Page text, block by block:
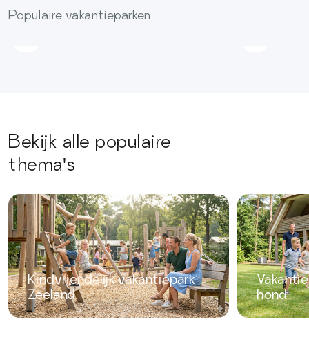
Populaire vakantieparken
De
Bekijk alle populaire
thema's
Kindvriendelijk vakantiepark
Zeeland
hond